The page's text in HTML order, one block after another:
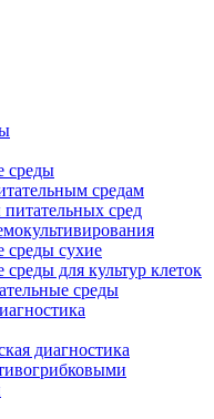
среды
средам
сред
среды сухие
для культур клеток
среды
диагностика